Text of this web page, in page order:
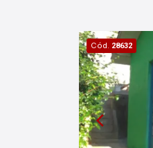
Cód. 28632